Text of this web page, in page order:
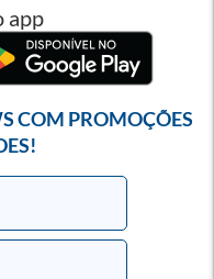
app
COM PROMOÇÕES